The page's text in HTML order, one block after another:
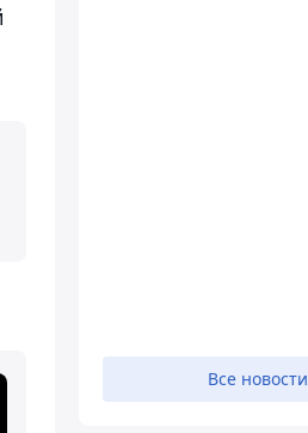
Все новости